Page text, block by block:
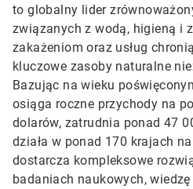
to globalny lider
związanych z wodą, higieną i
zakażeniom oraz usług
kluczowe zasoby naturalne
Bazując na wieku
osiąga roczne przychody na
dolarów, zatrudnia ponad 47
działa w ponad 170 krajach
dostarcza kompleksowe
badaniach naukowych,